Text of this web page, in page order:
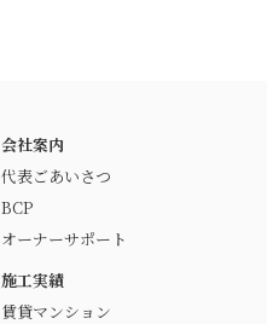
会社案内
代表ごあいさつ
BCP
オーナーサポート
施工実績
賃貸マンション